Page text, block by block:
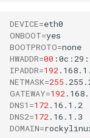
DEVICE=
ONBOOT=
BOOTPROTO=
HWADDR=00
IPADDR=192
NETMASK=255
GATEWAY=192
DNS1 =172
DNS2=172
DOMAIN=